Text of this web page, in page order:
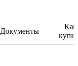
Документы
Как